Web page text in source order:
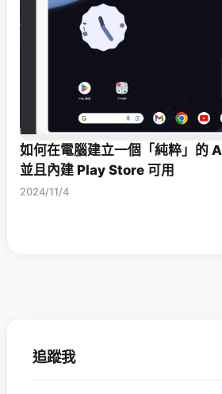
如何在電腦建立一個「純粹」的
並且內建 Play Store 可用
2024/11/4
追蹤我